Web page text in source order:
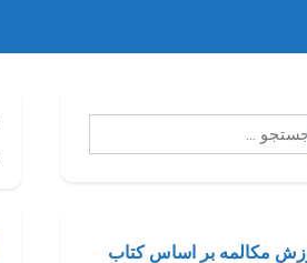
مکالمه بر اساس کتاب